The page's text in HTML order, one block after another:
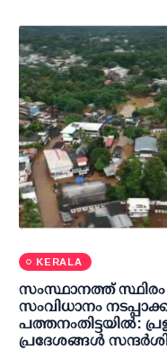
KERALA
സംസ്ഥാനത്ത്
സംവിധാനം
പത്തനംതിട്ടയില്‍:
പ്രദേശങ്ങള്‍